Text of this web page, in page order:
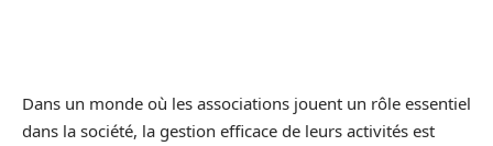
Dans un monde où les associations jouent un rôle essentiel
dans la société, la gestion efficace de leurs activités est